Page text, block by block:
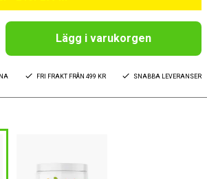
Lägg i varukorgen
FRI FRAKT FRÅN 499 KR SNABBA LEVERANSER